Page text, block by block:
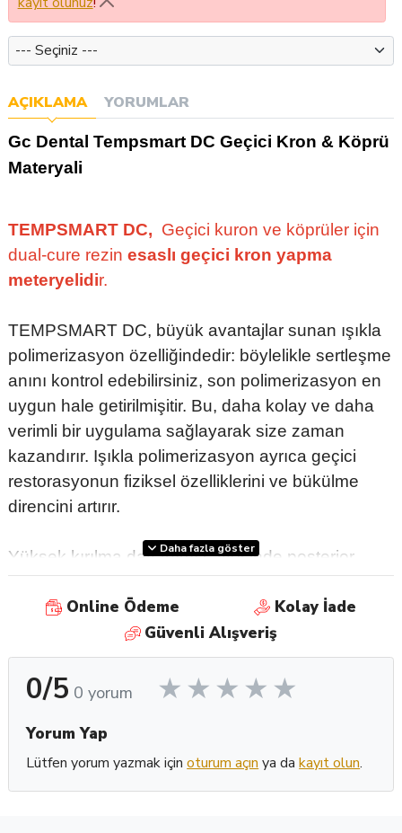
Renk2
AÇIKLAMA YORUMLAR
Gc Dental Tempsmart DC Geçici Kron & Köprü
Materyali
TEMPSMART DC, Geçici kuron ve köprüler için
dual-cure rezin esaslı geçici kron yapma
meteryelidir.
TEMPSMART DC, büyük avantajlar sunan ışıkla
polimerizasyon özelliğindedir: böylelikle sertleşme
anını kontrol edebilirsiniz, son polimerizasyon en
uygun hale getirilmişitir. Bu, daha kolay ve daha
verimli bir uygulama sağlayarak size zaman
kazandırır. Işıkla polimerizasyon ayrıca geçici
restorasyonun fiziksel özelliklerini ve bükülme
direncini artırır.
Yüksek kırılma dayanımı sayesinde posterior
köprüler için idealdir;
1. Başlangıç durumu
2. TEMPSMART DC’ nin ölçüye uygulanması
3. Uygulamadan 2’00 ”- 2’30” sonra ölçüden
çıkarılması. Fazlalıklar alındıktan sonra yüzey
başına 5 sn. ışıkla sertleştirme
4. Polisajdan sonra: Freegenol veya Fuji TEMP
Daha fazla göster
Online Ödeme
Kolay İade
Güvenli Alışveriş
0/5 0 yorum
Yorum Yap
Lütfen yorum yazmak içinoturum açın ya dakayıt olun.